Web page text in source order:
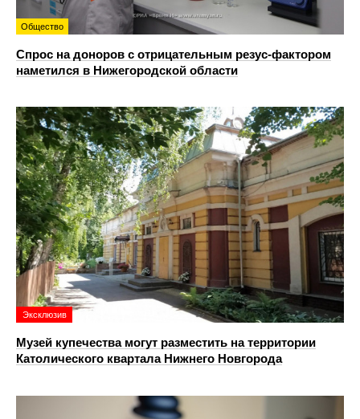
Общество
Спрос на доноров с отрицательным резус-фактором
наметился в Нижегородской области
Эксклюзив
Музей купечества могут разместить на территории
Католического квартала Нижнего Новгорода